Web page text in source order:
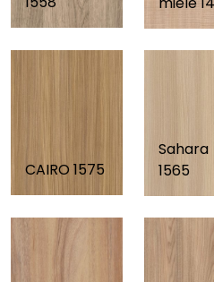
CAIRO 1575
Sahara
1565